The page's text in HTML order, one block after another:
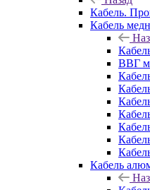
Кабель.
Кабель
ВВГ
Кабель